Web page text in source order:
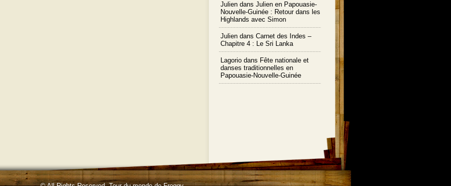
Julien dans Julien en Papouasie-
Nouvelle-Guinée : Retour dans les
Highlands avec Simon
Julien dans Carnet des Indes –
Chapitre 4 : Le Sri Lanka
Lagorio dans Fête nationale et
danses traditionnelles en
Papouasie-Nouvelle-Guinée